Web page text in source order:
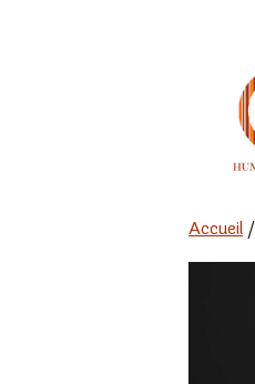
contenu
Accueil /